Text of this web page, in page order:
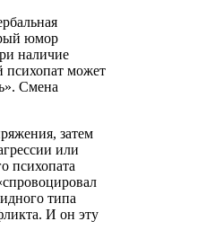
юмор
наличие
психопат может
Смена
затем
или
психопата
типа
И он эту